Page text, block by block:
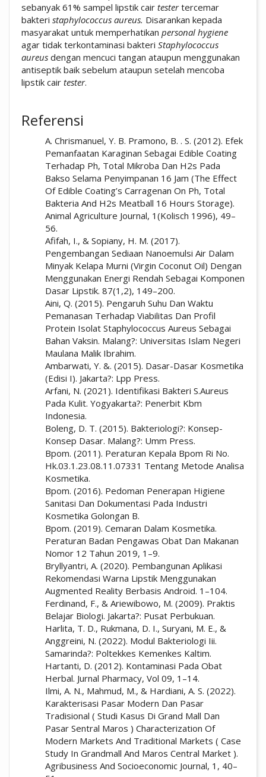
sebanyak 61% sampel lipstik cair testertercemar
bakteri staphylococcus aureus. Disarankan kepada
masyarakat untuk memperhatikan personal hygiene
agar tidak terkontaminasi bakteri Staphylococcus
aureus dengan mencuci tangan ataupun menggunakan
antiseptik baik sebelum ataupun setelah mencoba
lipstik cair tester.
Referensi
A. Chrismanuel, Y. B. Pramono, B. . S. (2012). Efek
Pemanfaatan Karaginan Sebagai Edible Coating
Terhadap Ph, Total Mikroba Dan H2s Pada
Bakso Selama Penyimpanan 16 Jam (The Effect
Of Edible Coating’s Carragenan On Ph, Total
Bakteria And H2s Meatball 16 Hours Storage).
Animal Agriculture Journal, 1(Kolisch 1996), 49–
56.
Afifah, I., & Sopiany, H. M. (2017).
Pengembangan Sediaan Nanoemulsi Air Dalam
Minyak Kelapa Murni (Virgin Coconut Oil) Dengan
Menggunakan Energi Rendah Sebagai Komponen
Dasar Lipstik. 87(1,2), 149–200.
Aini, Q. (2015). Pengaruh Suhu Dan Waktu
Pemanasan Terhadap Viabilitas Dan Profil
Protein Isolat Staphylococcus Aureus Sebagai
Bahan Vaksin. Malang?: Universitas Islam Negeri
Maulana Malik Ibrahim.
Ambarwati, Y. &. (2015). Dasar-Dasar Kosmetika
(Edisi I). Jakarta?: Lpp Press.
Arfani, N. (2021). Identifikasi Bakteri S.Aureus
Pada Kulit. Yogyakarta?: Penerbit Kbm
Indonesia.
Boleng, D. T. (2015). Bakteriologi?: Konsep-
Konsep Dasar. Malang?: Umm Press.
Bpom. (2011). Peraturan Kepala Bpom Ri No.
Hk.03.1.23.08.11.07331 Tentang Metode Analisa
Kosmetika.
Bpom. (2016). Pedoman Penerapan Higiene
Sanitasi Dan Dokumentasi Pada Industri
Kosmetika Golongan B.
Bpom. (2019). Cemaran Dalam Kosmetika.
Peraturan Badan Pengawas Obat Dan Makanan
Nomor 12 Tahun 2019, 1–9.
Bryllyantri, A. (2020). Pembangunan Aplikasi
Rekomendasi Warna Lipstik Menggunakan
Augmented Reality Berbasis Android. 1–104.
Ferdinand, F., & Ariewibowo, M. (2009). Praktis
Belajar Biologi. Jakarta?: Pusat Perbukuan.
Harlita, T. D., Rukmana, D. I., Suryani, M. E., &
Anggreini, N. (2022). Modul Bakteriologi Iii.
Samarinda?: Poltekkes Kemenkes Kaltim.
Hartanti, D. (2012). Kontaminasi Pada Obat
Herbal. Jurnal Pharmacy, Vol 09, 1–14.
Ilmi, A. N., Mahmud, M., & Hardiani, A. S. (2022).
Karakterisasi Pasar Modern Dan Pasar
Tradisional ( Studi Kasus Di Grand Mall Dan
Pasar Sentral Maros ) Characterization Of
Modern Markets And Traditional Markets ( Case
Study In Grandmall And Maros Central Market ).
Agribusiness And Socioeconomic Journal, 1, 40–